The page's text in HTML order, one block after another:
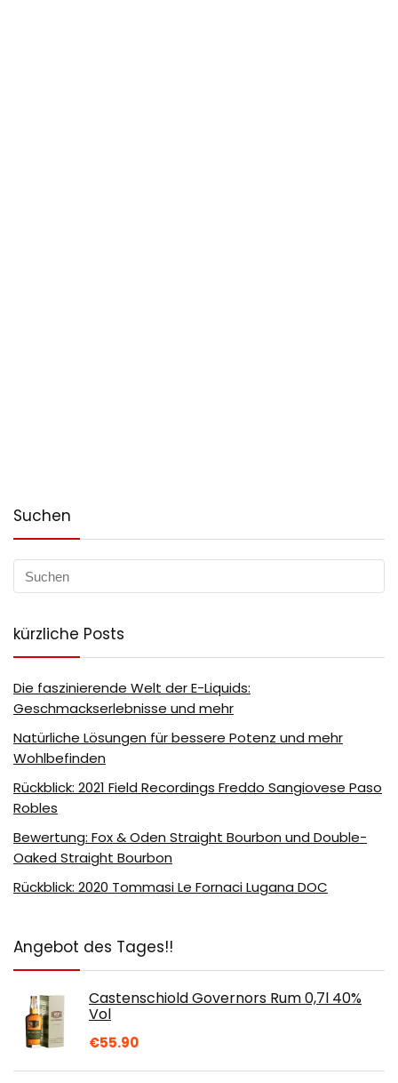
Suchen
kürzliche Posts
Die faszinierende Welt der E-Liquids:
Geschmackserlebnisse und mehr
Natürliche Lösungen für bessere Potenz und mehr
Wohlbefinden
Rückblick: 2021 Field Recordings Freddo Sangiovese Paso
Robles
Bewertung: Fox & Oden Straight Bourbon und Double-
Oaked Straight Bourbon
Rückblick: 2020 Tommasi Le Fornaci Lugana DOC
Angebot des Tages!!
Castenschiold Governors Rum 0,7l 40%
Vol
€55.90